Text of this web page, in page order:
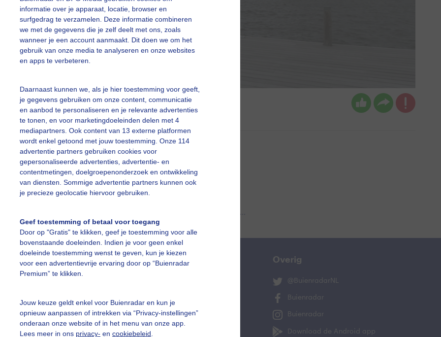
informatie over je apparaat, locatie, browser en
surfgedrag te verzamelen. Deze informatie combineren
we met de gegevens die je zelf deelt met ons, zoals
wanneer je een account aanmaakt. Dit doen we om het
gebruik van onze media te analyseren en onze websites
en apps te verbeteren.
Daarnaast kunnen we, als je hier toestemming voor geeft,
je gegevens gebruiken om onze content, communicatie
en aanbod te personaliseren en je relevante advertenties
te tonen, en voor marketingdoeleinden delen met 4
mediapartners. Ook content van 13 externe platformen
wordt enkel getoond met jouw toestemming. Onze 114
advertentie partners gebruiken cookies voor
gepersonaliseerde advertenties, advertentie- en
contentmetingen, doelgroepenonderzoek en ontwikkeling
van diensten. Sommige advertentie partners kunnen ook
je precieze geolocatie hiervoor gebruiken.
Geef toestemming of betaal voor toegang
Door op "Gratis" te klikken, geef je toestemming voor alle
bovenstaande doeleinden. Indien je voor geen enkel
doeleinde toestemming wenst te geven, kun je kiezen
voor een advertentievrije ervaring door op “Buienradar
Premium” te klikken.
Jouw keuze geldt enkel voor Buienradar en kun je
opnieuw aanpassen of intrekken via “Privacy-instellingen”
onderaan onze website of in het menu van onze app.
Lees meer in ons privacy- en cookiebeleid
Albert Thibaudier
slideshow
vragen
Mijn weer Overig
@BuienradarNL
Buienradar
Buienradar
Download de Android app